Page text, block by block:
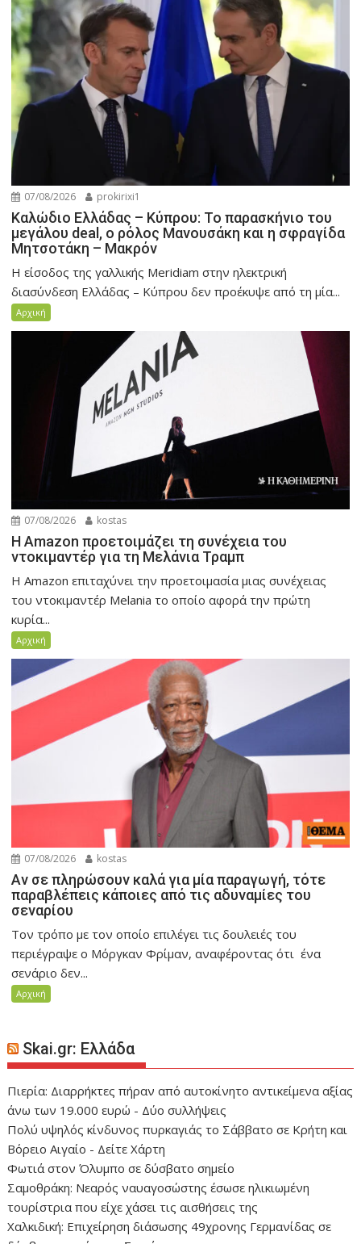
07/08/2026 prokirixi1
Καλώδιο Ελλάδας – Κύπρου: Το παρασκήνιο του
μεγάλου deal, ο ρόλος Μανουσάκη και η σφραγίδα
Μητσοτάκη – Μακρόν
Η είσοδος της γαλλικής Meridiam στην ηλεκτρική
διασύνδεση Ελλάδας – Κύπρου δεν προέκυψε από τη μία...
Αρχική
07/08/2026 kostas
Η Amazon προετοιμάζει τη συνέχεια του
ντοκιμαντέρ για τη Μελάνια Τραμπ
Η Amazon επιταχύνει την προετοιμασία μιας συνέχειας
του ντοκιμαντέρ Melania το οποίο αφορά την πρώτη
κυρία...
Αρχική
07/08/2026 kostas
Αν σε πληρώσουν καλά για μία παραγωγή, τότε
παραβλέπεις κάποιες από τις αδυναμίες του
σεναρίου
Τον τρόπο με τον οποίο επιλέγει τις δουλειές του
περιέγραψε ο Μόργκαν Φρίμαν, αναφέροντας ότι ένα
σενάριο δεν...
Αρχική
Skai.gr: Ελλάδα
Πιερία: Διαρρήκτες πήραν από αυτοκίνητο αντικείμενα αξίας
άνω των 19.000 ευρώ - Δύο συλλήψεις
Πολύ υψηλός κίνδυνος πυρκαγιάς το Σάββατο σε Κρήτη και
Βόρειο Αιγαίο - Δείτε Χάρτη
Φωτιά στον Όλυμπο σε δύσβατο σημείο
Σαμοθράκη: Νεαρός ναυαγοσώστης έσωσε ηλικιωμένη
τουρίστρια που είχε χάσει τις αισθήσεις της
Χαλκιδική: Επιχείρηση διάσωσης 49χρονης Γερμανίδας σε